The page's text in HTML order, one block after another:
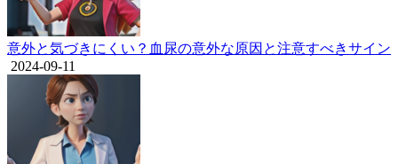
意外と気づきにくい？血尿の意外な原因と注意すべきサイン
2024-09-11